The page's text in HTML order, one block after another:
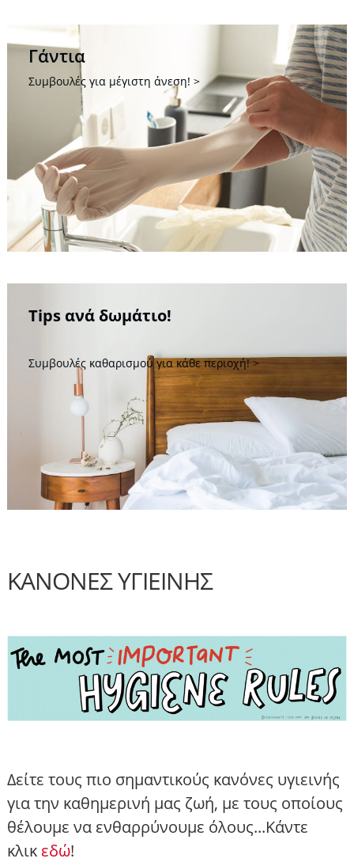
Γάντια
Συμβουλές για μέγιστη άνεση!
Tips ανά δωμάτιο!
Συμβουλές καθαρισμού για κάθε περιοχή!
ΚΑΝΌΝΕΣ ΥΓΙΕΙΝΗΣ
Δείτε τους πιο σημαντικούς κανόνες υγιεινής
για την καθημερινή μας ζωή, με τους οποίους
θέλουμε να ενθαρρύνουμε όλους...Κάντε
κλικ εδώ!